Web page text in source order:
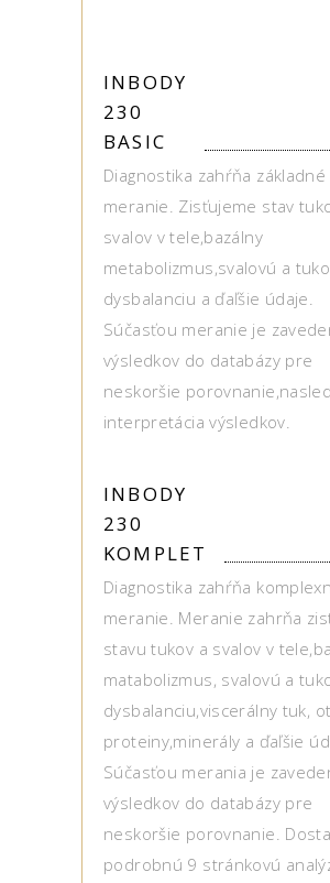
INBODY
230
BASIC
Diagnostika zahŕňa základné
meranie. Zisťujeme stav
svalov v tele,bazálny
metabolizmus,svalovú a
dysbalanciu a ďaľšie údaje.
Súčasťou meranie je
výsledkov do databázy pre
neskoršie
interpretácia výsledkov.
INBODY
230
KOMPLET
Diagnostika zahŕňa
meranie. Meranie zahrňa
stavu tukov a svalov v
matabolizmus, svalovú a
dysbalanciu,viscerálny tuk,
proteiny,minerály a ďaľšie
Súčasťou merania je
výsledkov do databázy pre
neskoršie porovnanie.
podrobnú 9 stránkovú